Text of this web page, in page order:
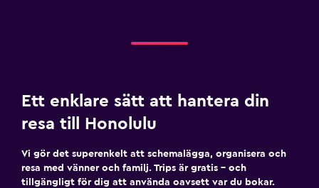
Ett enklare sätt att hantera din
resa till Honolulu
Vi gör det superenkelt att schemalägga, organisera och
resa med vänner och familj. Trips är gratis – och
tillgängligt för dig att använda oavsett var du bokar.